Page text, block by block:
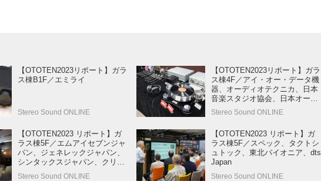
【OTOTEN2023リポート】ガラ
ス棟B1F／エミライ
Stereo Sound ONLINE
【OTOTEN2023リポート】ガラ
ス棟4F／アイ・オー・データ機
器、オーディオテクニカ、日本
音楽スタジオ協会、日本オーデ
ィオ協会、エービーシー、オー
ロラサウンド、金井製作所、
Stereo Sound ONLINE
【OTOTEN2023 リポート】ガ
ラス棟5F／エムアイセブンジャ
パン、ジェネレックジャパン、
シンタックスジャパン、クリプ
トン、JVCケンウッド
Stereo Sound ONLINE
【OTOTEN2023 リポート】ガ
ラス棟5F／スペック、タクトシ
ュトック、東北パイオニア、dts
Japan
Stereo Sound ONLINE